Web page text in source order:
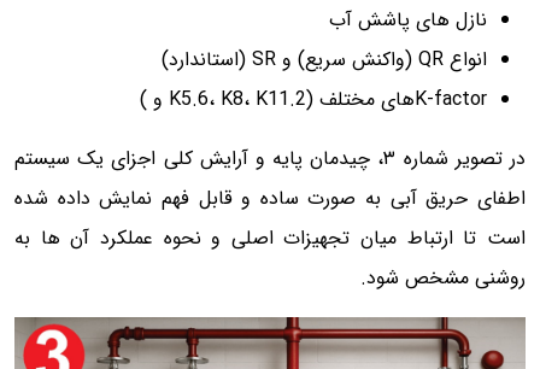
نازل های پاشش آب
انواع QR (واکنش سریع) و SR (استاندارد)
K-factorهای مختلف (K5.6، K8، K11.2 و )
در تصویر شماره ۳، چیدمان پایه و آرایش کلی اجزای یک سیستم
اطفای حریق آبی به صورت ساده و قابل فهم نمایش داده شده
است تا ارتباط میان تجهیزات اصلی و نحوه عملکرد آن ها به
روشنی مشخص شود.